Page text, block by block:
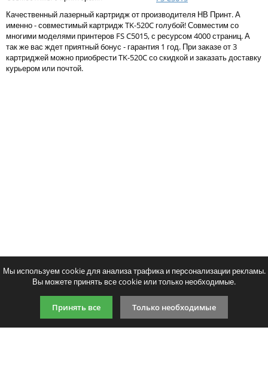
Sharp
Toshiba
Xerox
Для франкировальной машины
Качественный лазерный картридж от производителя НВ Принт. А
именно - совместимый картридж TK-520C голубой! Совместим со
многими моделями принтеров FS C5015, с ресурсом 4000 страниц. А
так же вас ждет приятный бонус - гарантия 1 год. При заказе от 3
картриджей можно приобрести TK-520C со скидкой и заказать доставку
курьером или почтой.
Продолжить
Мы используем cookie для анализа трафика и персонализации рекламы.
Вы можете принять все cookie или только необходимые.
Принять все Только необходимые